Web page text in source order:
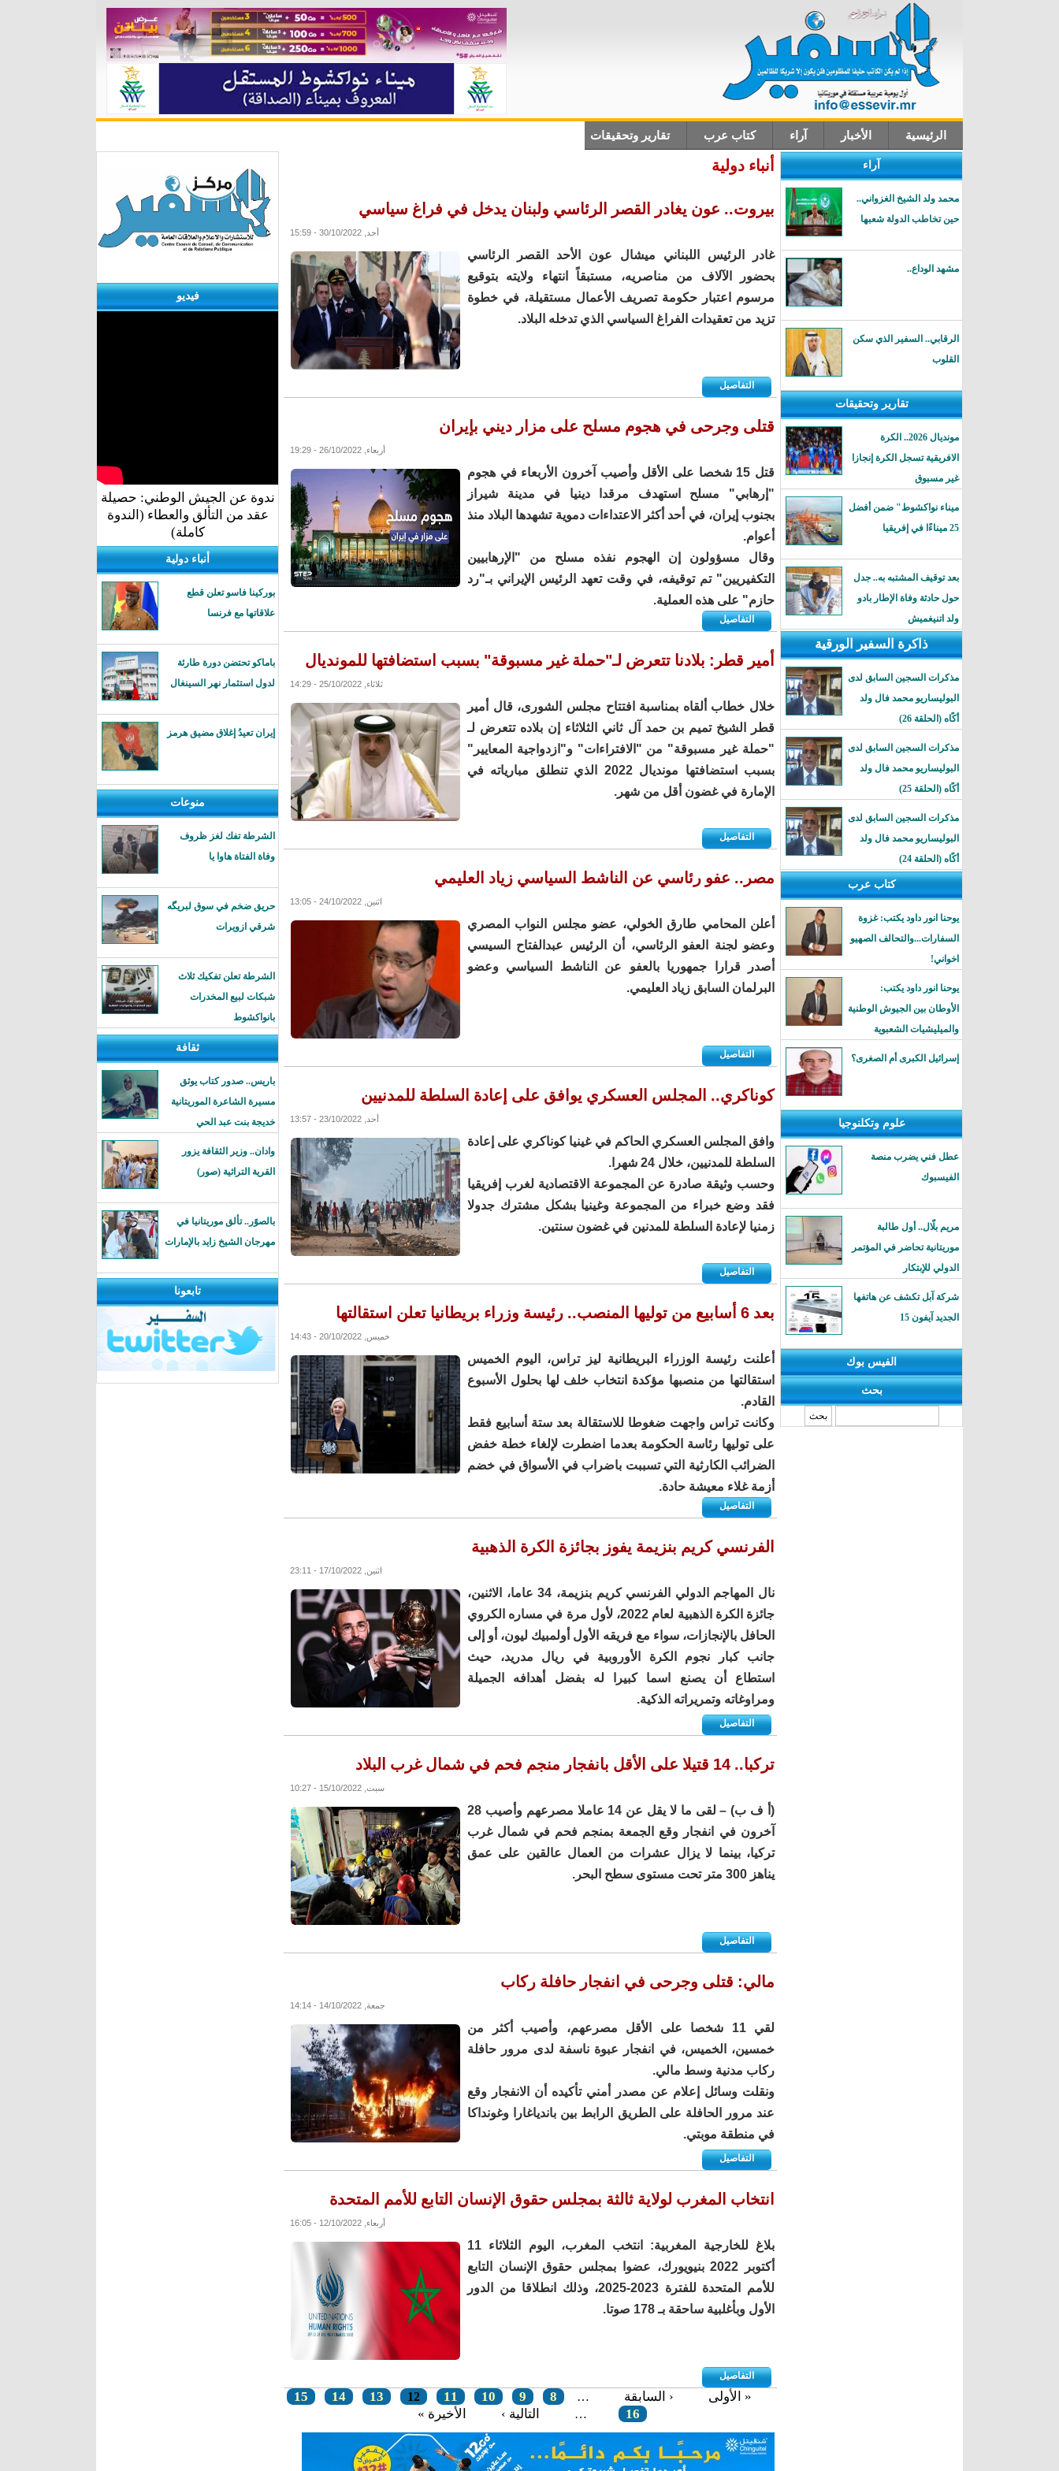
الرئيسية الأخبار آراء كتاب عرب تقارير وتحقيقات
آراء
محمد ولد الشيخ الغزواني..
حين تخاطب الدولة شعبها
مشهد الوداع..
الرقابي.. السفير الذي سكن
القلوب
تقارير وتحقيقات
مونديال 2026.. الكرة
الافريقية تسجل الكرة إنجازا
غير مسبوق
ميناء نواكشوط" ضمن أفضل
25 ميناءًا في إفريقيا
بعد توقيف المشتبه به.. جدل
حول حادثة وفاة الإطار بادو
ولد اتنيغميش
ذاكرة السفير الورقية
مذكرات السجين السابق لدى
البوليساريو محمد فال ولد
أكًاه (الحلقة 26)
مذكرات السجين السابق لدى
البوليساريو محمد فال ولد
أكًاه (الحلقة 25)
مذكرات السجين السابق لدى
البوليساريو محمد فال ولد
أكًاه (الحلقة 24)
كتاب عرب
يوحنا انور داود يكتب: غزوة
السفارات...والتحالف الصهيو
اخواني!
يوحنا انور داود يكتب:
الأوطان بين الجيوش الوطنية
والميليشيات الشعبوية
إسرائيل الكبرى أم الصغرى؟
علوم وتكلنوجيا
عطل فني يضرب منصة
الفيسبوك
مريم بلّال.. أول طالبة
موريتانية تحاضر في المؤتمر
الدولي للإبتكار
شركة آبل تكشف عن هاتفها
الجديد آيفون 15
الفيس بوك
بحث
أنباء دولية
بيروت.. عون يغادر القصر الرئاسي ولبنان يدخل في فراغ سياسي
أحد, 30/10/2022 - 15:59
غادر الرئيس اللبناني ميشال عون الأحد القصر الرئاسي
بحضور الآلاف من مناصريه، مستبقاً انتهاء ولايته بتوقيع
مرسوم اعتبار حكومة تصريف الأعمال مستقيلة، في خطوة
تزيد من تعقيدات الفراغ السياسي الذي تدخله البلاد.
التفاصيل
قتلى وجرحى في هجوم مسلح على مزار ديني بإيران
أربعاء, 26/10/2022 - 19:29
قتل 15 شخصا على الأقل وأصيب آخرون الأربعاء في هجوم
"إرهابي" مسلح استهدف مرقدا دينيا في مدينة شيراز
بجنوب إيران، في أحد أكثر الاعتداءات دموية تشهدها البلاد منذ
أعوام.
وقال مسؤولون إن الهجوم نفذه مسلح من "الإرهابيين
التكفيريين" تم توقيفه، في وقت تعهد الرئيس الإيراني بـ"رد
حازم" على هذه العملية.
التفاصيل
أمير قطر: بلادنا تتعرض لـ"حملة غير مسبوقة" بسبب استضافتها للمونديال
ثلاثاء, 25/10/2022 - 14:29
خلال خطاب ألقاه بمناسبة افتتاح مجلس الشورى، قال أمير
قطر الشيخ تميم بن حمد آل ثاني الثلاثاء إن بلاده تتعرض لـ
"حملة غير مسبوقة" من "الافتراءات" و"ازدواجية المعايير"
بسبب استضافتها مونديال 2022 الذي تنطلق مبارياته في
الإمارة في غضون أقل من شهر.
التفاصيل
مصر.. عفو رئاسي عن الناشط السياسي زياد العليمي
اثنين, 24/10/2022 - 13:05
أعلن المحامي طارق الخولي، عضو مجلس النواب المصري
وعضو لجنة العفو الرئاسي، أن الرئيس عبدالفتاح السيسي
أصدر قرارا جمهوريا بالعفو عن الناشط السياسي وعضو
البرلمان السابق زياد العليمي.
التفاصيل
كوناكري.. المجلس العسكري يوافق على إعادة السلطة للمدنيين
أحد, 23/10/2022 - 13:57
وافق المجلس العسكري الحاكم في غينيا كوناكري على إعادة
السلطة للمدنيين، خلال 24 شهرا.
وحسب وثيقة صادرة عن المجموعة الاقتصادية لغرب إفريقيا
فقد وضع خبراء من المجموعة وغينيا بشكل مشترك جدولا
زمنيا لإعادة السلطة للمدنين في غضون سنتين.
التفاصيل
بعد 6 أسابيع من توليها المنصب.. رئيسة وزراء بريطانيا تعلن استقالتها
خميس, 20/10/2022 - 14:43
أعلنت رئيسة الوزراء البريطانية ليز تراس، اليوم الخميس
استقالتها من منصبها مؤكدة انتخاب خلف لها بحلول الأسبوع
القادم.
وكانت تراس واجهت ضغوطا للاستقالة بعد ستة أسابيع فقط
على توليها رئاسة الحكومة بعدما اضطرت لإلغاء خطة خفض
الضرائب الكارثية التي تسببت باضراب في الأسواق في خضم
أزمة غلاء معيشة حادة.
التفاصيل
الفرنسي كريم بنزيمة يفوز بجائزة الكرة الذهبية
اثنين, 17/10/2022 - 23:11
نال المهاجم الدولي الفرنسي كريم بنزيمة، 34 عاما، الاثنين،
جائزة الكرة الذهبية لعام 2022، لأول مرة في مساره الكروي
الحافل بالإنجازات، سواء مع فريقه الأول أولمبيك ليون، أو إلى
جانب كبار نجوم الكرة الأوروبية في ريال مدريد، حيث
استطاع أن يصنع اسما كبيرا له بفضل أهدافه الجميلة
ومراوغاته وتمريراته الذكية.
التفاصيل
تركبا.. 14 قتيلا على الأقل بانفجار منجم فحم في شمال غرب البلاد
سبت, 15/10/2022 - 10:27
(أ ف ب) – لقى ما لا يقل عن 14 عاملا مصرعهم وأصيب 28
آخرون في انفجار وقع الجمعة بمنجم فحم في شمال غرب
تركيا، بينما لا يزال عشرات من العمال عالقين على عمق
يناهز 300 متر تحت مستوى سطح البحر.
التفاصيل
مالي: قتلى وجرحى في انفجار حافلة ركاب
جمعة, 14/10/2022 - 14:14
لقي 11 شخصا على الأقل مصرعهم، وأصيب أكثر من
خمسين، الخميس، في انفجار عبوة ناسفة لدى مرور حافلة
ركاب مدنية وسط مالي.
ونقلت وسائل إعلام عن مصدر أمني تأكيده أن الانفجار وقع
عند مرور الحافلة على الطريق الرابط بين باندياغارا وغونداكا
في منطقة موبتي.
التفاصيل
انتخاب المغرب لولاية ثالثة بمجلس حقوق الإنسان التابع للأمم المتحدة
أربعاء, 12/10/2022 - 16:05
بلاغ للخارجية المغربية: انتخب المغرب، اليوم الثلاثاء 11
أكتوبر 2022 بنيويورك، عضوا بمجلس حقوق الإنسان التابع
للأمم المتحدة للفترة 2023-2025، وذلك انطلاقا من الدور
الأول وبأغلبية ساحقة بـ 178 صوتا.
التفاصيل
الصفحات« الأولى ‹ السابقة …
8
9
10
11
12
13
14
15
16
… التالية › الأخيرة »
فيديو
ندوة عن الجيش الوطني: حصيلة
عقد من التألق والعطاء (الندوة
كاملة)
أنباء دولية
بوركينا فاسو تعلن قطع
علاقاتها مع فرنسا
باماكو تحتضن دورة طارئة
لدول استثمار نهر السينغال
إيران تعيدُ إغلاق مضيق هرمز
منوعات
الشرطة تفك لغز ظروف
وفاة الفتاة هاوا يا
حريق ضخم في سوق لبريگه
شرقي ازويرات
الشرطة تعلن تفكيك ثلاث
شبكات لبيع المخدرات
بانواكشوط
ثقافة
باريس.. صدور كتاب يوثق
مسيرة الشاعرة الموريتانية
خديجة بنت عبد الحي
وادان.. وزير الثقافة يزور
القرية التراثية (صور)
بالصوًر.. تألق موريتانيا في
مهرجان الشيخ زايد بالإمارات
تابعونا